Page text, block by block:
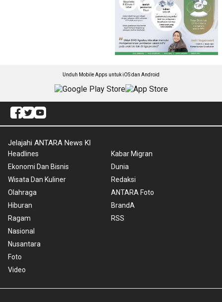
Unduh Mobile Apps untuk iOS dan Android
Jelajahi ANTARA News Kl
Headlines
Ekonomi Dan Bisnis
Wisata Dan Kuliner
Olahraga
Hiburan
Ragam
Nasional
Nusantara
Foto
Video
Kabar Migran
Dunia
Redaksi
ANTARA Foto
BrandA
RSS